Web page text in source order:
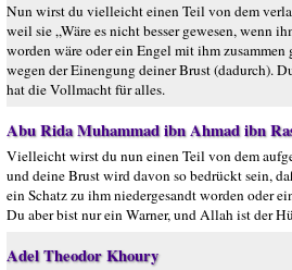
Nun wirst du vielleicht einen Teil von dem
weil sie „Wäre es nicht besser gewesen, wenn
worden wäre oder ein Engel mit ihm zusammen
wegen der Einengung deiner Brust (dadurch).
hat die Vollmacht für alles.
Abu Rida Muhammad ibn Ahmad ibn
Vielleicht wirst du nun einen Teil von dem
und deine Brust wird davon so bedrückt sein,
ein Schatz zu ihm niedergesandt worden oder
Du aber bist nur ein Warner, und Allah ist der
Adel Theodor Khoury